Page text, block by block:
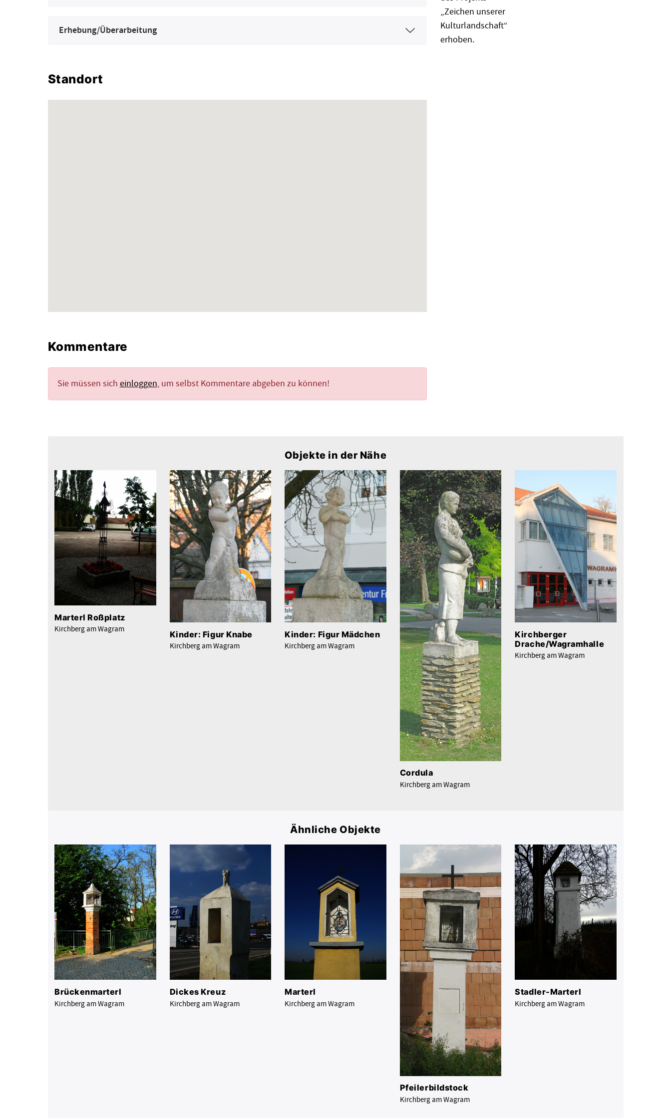
Erhebung/Überarbeitung
Standort
Kommentare
Sie müssen sich einloggen, um selbst Kommentare abgeben zu können!
Objekte in der Nähe
Marterl Roßplatz
Kirchberg am Wagram
Kinder: Figur Knabe
Kirchberg am Wagram
Kinder: Figur Mädchen
Kirchberg am Wagram
Cordula
Kirchberg am Wagram
Kirchberger
Drache/Wagramhalle
Kirchberg am Wagram
Ähnliche Objekte
Brückenmarterl
Kirchberg am Wagram
Dickes Kreuz
Kirchberg am Wagram
Marterl
Kirchberg am Wagram
Pfeilerbildstock
Kirchberg am Wagram
Stadler-Marterl
Kirchberg am Wagram